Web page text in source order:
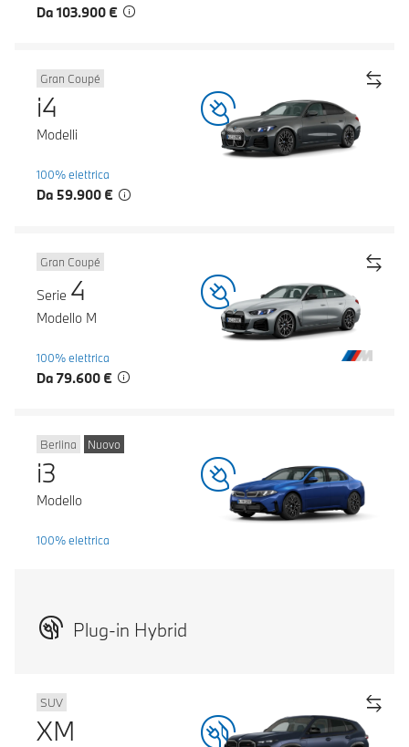
Da 103.900 €
Gran Coupé
i4
Modelli
100% elettrica
Da 59.900 €
Gran Coupé
Serie 4
Modello M
100% elettrica
Da 79.600 €
Berlina Nuovo
i3
Modello
100% elettrica
Plug-in Hybrid
SUV
XM